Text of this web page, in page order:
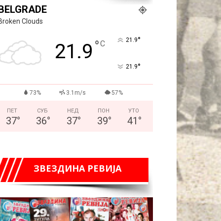
Clouds
21.9 °C 21.9°
21.9°
73% 3.1m/s 57%
ПЕТ
37°
СУБ
36°
НЕД
37°
ПОН
39°
УТО
41 °
ЗВЕЗДИНА РЕВИЈА